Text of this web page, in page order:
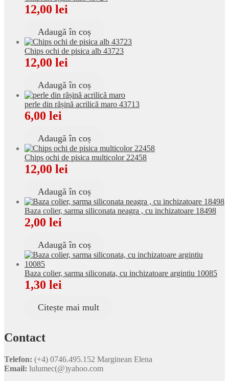
12,00 lei
Adaugă în coș
Chips ochi de pisica alb 43723
12,00 lei
Adaugă în coș
perle din rășină acrilică maro 43713
6,00 lei
Adaugă în coș
Chips ochi de pisica multicolor 22458
12,00 lei
Adaugă în coș
Baza colier, sarma siliconata neagra , cu inchizatoare 18498
2,00 lei
Adaugă în coș
Baza colier, sarma siliconata, cu inchizatoare argintiu 10085
1,30 lei
Citește mai mult
Contact
Telefon: (+4) 0746.495.152 Marginean Elena
Email: lulumec(@)yahoo.com